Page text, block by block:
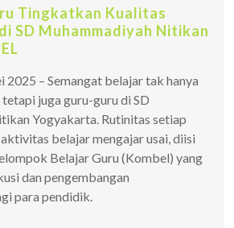
Tingkatkan Kualitas
SD Muhammadiyah Nitikan
– Semangat belajar tak hanya
juga guru-guru di SD
Yogyakarta. Rutinitas setiap
belajar mengajar usai, diisi
Belajar Guru (Kombel) yang
dan pengembangan
para pendidik.